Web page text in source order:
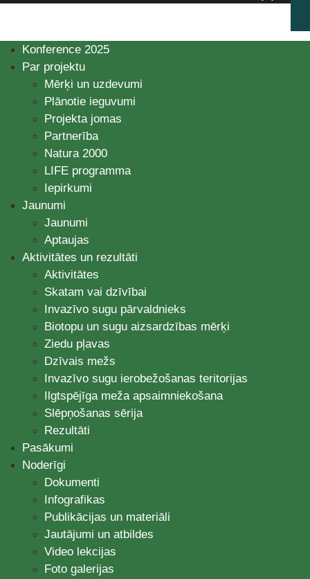
Konference 2025
Par projektu
Mērķi un uzdevumi
Plānotie ieguvumi
Projekta jomas
Partnerība
Natura 2000
LIFE programma
Iepirkumi
Jaunumi
Jaunumi
Aptaujas
Aktivitātes un rezultāti
Aktivitātes
Skatam vai dzīvībai
Invazīvo sugu pārvaldnieks
Biotopu un sugu aizsardzības mērķi
Ziedu pļavas
Dzīvais mežs
Invazīvo sugu ierobežošanas teritorijas
Ilgtspējīga meža apsaimniekošana
Slēpņošanas sērija
Rezultāti
Pasākumi
Noderīgi
Dokumenti
Infografikas
Publikācijas un materiāli
Jautājumi un atbildes
Video lekcijas
Foto galerijas